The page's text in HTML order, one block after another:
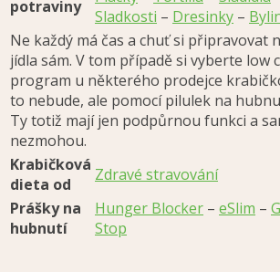
potraviny
Sladkosti – Dresinky –
Ne každý má čas a chuť si připravovat
jídla sám. V tom případě si vyberte low
program u některého prodejce
to nebude, ale pomocí pilulek na
Ty totiž mají jen podpůrnou funkci a
nezmohou.
Krabičková
dieta od
Zdravé stravování
Prášky na
hubnutí
Hunger Blocker – eSlim –
Stop